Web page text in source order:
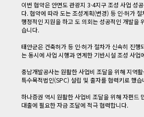
이번 협약은 안면도 관광지 3·4지구 조성 사업 성
다. 협약에 따라 도는 조성계획(변경) 등 인·허가
행정적인 지원을 하고 도 의회는 성공적인 개발을
습니다.
태안군은 건축허가 등 인·허가 절차가 신속히 진행
는 동시에 사업 시행과 연계한 기반시설 조성 사업
충남개발공사는 원활한 사업비 조달을 위해 지역
특수목적법인(SPC) 설립 및 출자를 협력키로 했습
하나증권 역시 원활한 사업비 조달을 위해 자펀드
대출에 필요한 자금 조달에 적극 협력합니다.